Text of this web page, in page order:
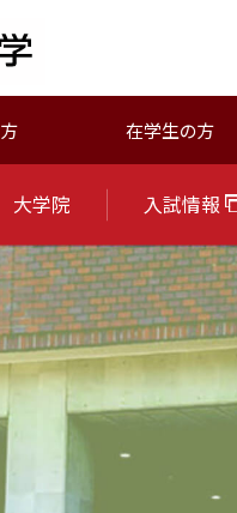
在学生の方
大学院 入試情報